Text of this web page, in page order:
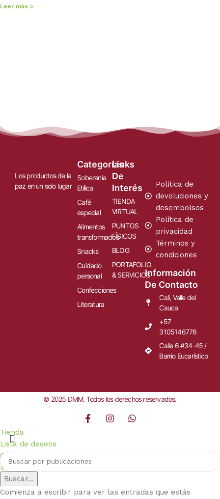
Leer más >
Los productos de la
paz en un solo lugar
Categorías
Soberanía
Etílica
Café
especial
Alimentos
transformados
Snacks
Cuidado
personal
Confecciones
Literatura
Links
De
Interés
TIENDA
VIRTUAL
PUNTOS
FÍSICOS
BLOG
PORTAFOLIO
& SERVICIOS
Política de
devoluciones y
desembolsos
Política de
privacidad
Términos y
condiciones
Información
De Contacto
Cali, Valle del
Cauca
+57
3105146776
Calle 6 #34-45 /
Barrio Eucarístico
© 2025 DMM. Todos los derechos reservados.
Buscar...
Comienza a escribir para ver las entradas que estás
Tienda
Lista de deseos
0
Mi cuenta